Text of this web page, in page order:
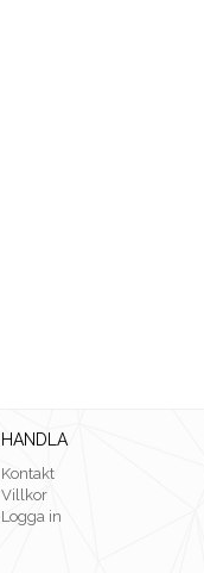
HANDLA
Kontakt
Villkor
Logga in